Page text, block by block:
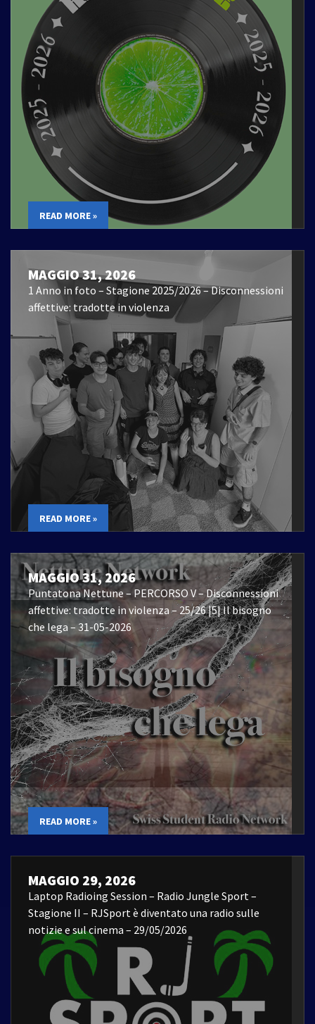
READ MORE »
MAGGIO 31, 2026
1 Anno in foto – Stagione 2025/2026 – Disconnessioni
affettive: tradotte in violenza
READ MORE »
MAGGIO 31, 2026
Puntatona Nettune – PERCORSO V – Disconnessioni
affettive: tradotte in violenza – 25/26 |5| Il bisogno
che lega – 31-05-2026
READ MORE »
MAGGIO 29, 2026
Laptop Radioing Session – Radio Jungle Sport –
Stagione II – RJSport è diventato una radio sulle
notizie e sul cinema – 29/05/2026